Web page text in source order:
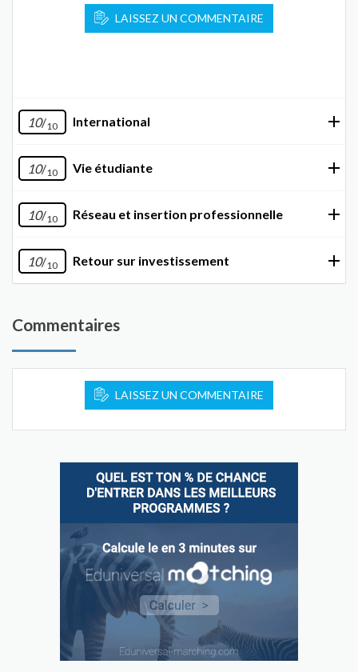
LAISSEZ UN COMMENTAIRE
10/10 International
10/10 Vie étudiante
10/10 Réseau et insertion professionnelle
10/10 Retour sur investissement
Commentaires
LAISSEZ UN COMMENTAIRE